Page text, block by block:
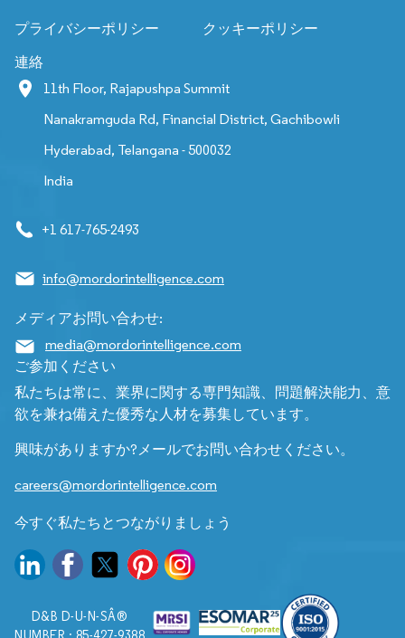
プライバシーポリシー クッキーポリシー
連絡
11th Floor, Rajapushpa Summit
Nanakramguda Rd, Financial District, Gachibowli
Hyderabad, Telangana - 500032
India
+1 617-765-2493
info@mordorintelligence.com
メディアお問い合わせ:
media@mordorintelligence.com
ご参加ください
私たちは常に、業界に関する専門知識、問題解決能力、意
欲を兼ね備えた優秀な人材を募集しています。
興味がありますか?メールでお問い合わせください。
careers@mordorintelligence.com
今すぐ私たちとつながりましょう
D&B D-U-N-SÂ®